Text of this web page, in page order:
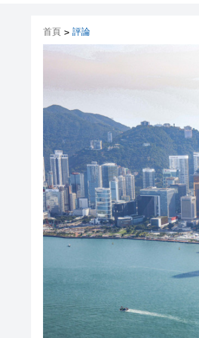
【港商觀察】
保良局蔡繼有學
【議事堂】落實
日本上半年45家
有片丨【一周港
有片丨羅蘭 邵
【來論】以制
2026 AI危機：
【港商觀察】
首頁 > 評論